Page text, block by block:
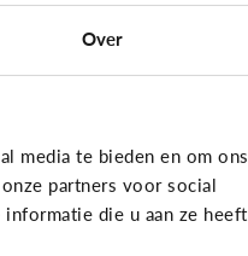
Over
media te bieden en om ons
partners voor social
informatie die u aan ze heeft
media
je eigen